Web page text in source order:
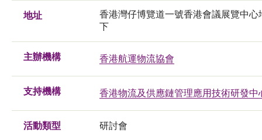
地址
香港灣仔博覽道一號香港會議展覽中心
下
主辦機構 香港航運物流協會
支持機構 香港物流及供應鏈管理應用技術研發中
活動類型 研討會